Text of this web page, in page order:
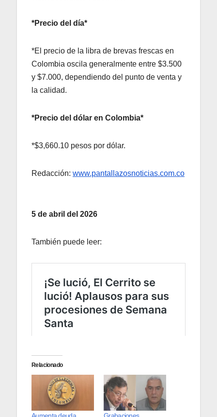
*Precio del día*
*El precio de la libra de brevas frescas en
Colombia oscila generalmente entre $3.500
y $7.000, dependiendo del punto de venta y
la calidad.
*Precio del dólar en Colombia*
*$3,660.10 pesos por dólar.
Redacción: www.pantallazosnoticias.com.co
5 de abril del 2026
También puede leer:
Relacionado
Aumenta deuda, Grabaciones